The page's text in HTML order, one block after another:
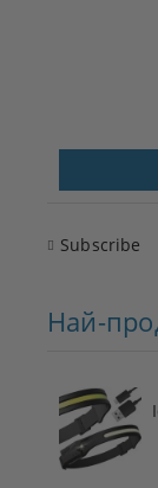
Subscribe
Най-